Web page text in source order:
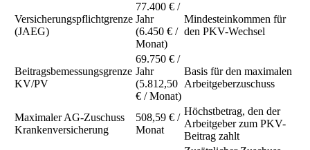
Versicherungspflichtgrenze
(JAEG)
77.400 € /
Jahr
(6.450 € /
Monat)
Mindesteinkommen für
den PKV-Wechsel
Beitragsbemessungsgrenze
KV/PV
69.750 € /
Jahr
(5.812,50
€ / Monat)
Basis für den maximalen
Arbeitgeberzuschuss
Maximaler AG-Zuschuss
Krankenversicherung
508,59 € /
Monat
Höchstbetrag, den der
Arbeitgeber zum PKV-
Beitrag zahlt